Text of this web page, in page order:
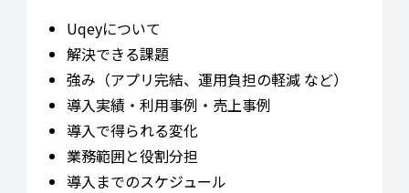
Uqeyについて
解決できる課題
強み（アプリ完結、運用負担の軽減 など）
導入実績・利用事例・売上事例
導入で得られる変化
業務範囲と役割分担
導入までのスケジュール